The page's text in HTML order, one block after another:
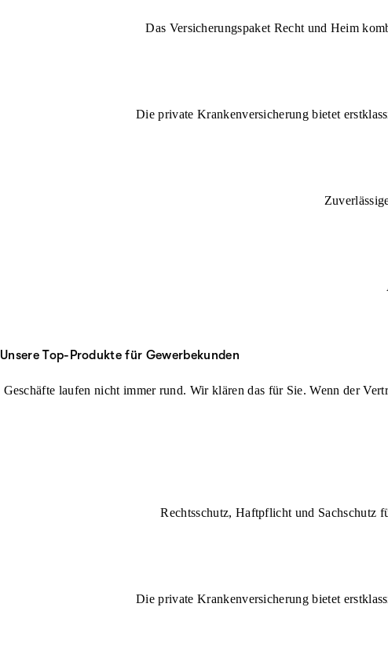
Das Versicherungspaket Recht und Heim
Die private Krankenversicherung bietet
Unsere Top-Produkte für Gewerbekunden
Geschäfte laufen nicht immer rund. Wir klären das für Sie. Wenn der
Rechtsschutz, Haftpflicht und Sachschutz
Die private Krankenversicherung bietet